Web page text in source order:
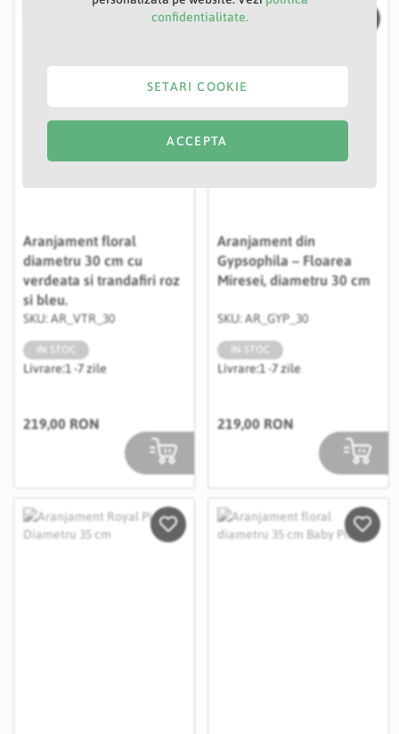
Aranjament floral
diametru 30 cm cu
verdeata si trandafiri roz
si bleu.
SKU: AR_VTR_30
IN STOC
Livrare:1 -7 zile
219,00 RON
Aranjament din
Gypsophila – Floarea
Miresei, diametru 30 cm
SKU: AR_GYP_30
IN STOC
Livrare:1 -7 zile
219,00 RON
Salveaza in Wishlist
confidentialitate.
ACCEPTA
SETARI COOKIE